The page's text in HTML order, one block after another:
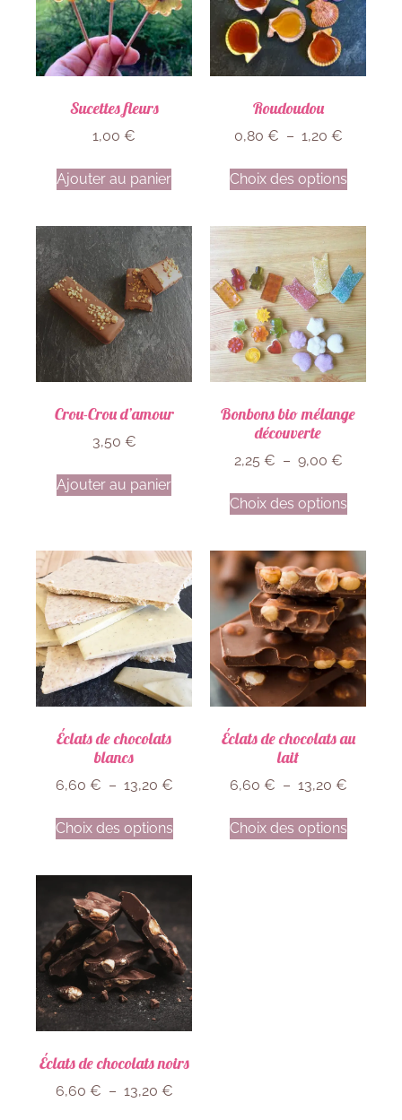
Sucettes fleurs
1,00 €
Ajouter au panier
Roudoudou
0,80 € – 1,20 €
Choix des options
Crou-Crou d’amour
3,50 €
Ajouter au panier
Bonbons bio mélange
découverte
2,25 € – 9,00 €
Choix des options
Éclats de chocolats
blancs
6,60 € – 13,20 €
Choix des options
Éclats de chocolats au
lait
6,60 € – 13,20 €
Choix des options
Éclats de chocolats noirs
6,60 € – 13,20 €